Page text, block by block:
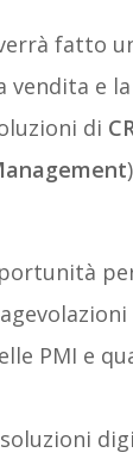
fatto
vendita e
di
PMI e